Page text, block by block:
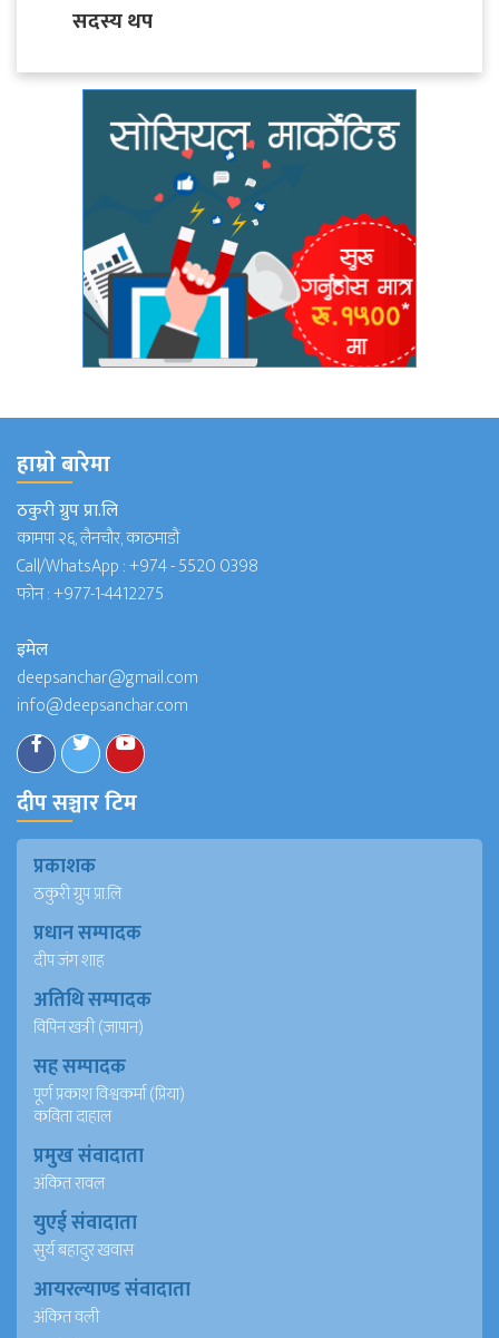
सदस्य थप
हाम्राे बारेमा
ठकुरी ग्रुप प्रा.लि
कामपा २६, लैनचौर, काठमाडौं
Call/WhatsApp :+974 - 5520 0398
फोन :+977-1-4412275
इमेल
deepsanchar@gmail.com
info@deepsanchar.com
दीप सञ्चार टिम
प्रकाशक
ठकुरी ग्रुप प्रा.लि
प्रधान सम्पादक
दीप जंग शाह
अतिथि सम्पादक
विपिन खत्री (जापान)
सह सम्पादक
पूर्ण प्रकाश विश्वकर्मा (प्रिया)
कविता दाहाल
प्रमुख संवादाता
अंकित रावल
युएई संवादाता
सुर्य बहादुर खवास
आयरल्याण्ड संवादाता
अंकित वली